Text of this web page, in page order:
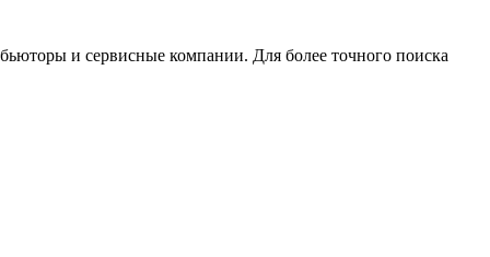
и сервисные компании. Для более точного поиска